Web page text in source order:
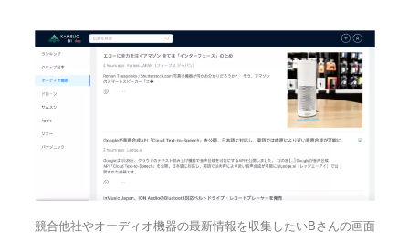
競合他社やオーディオ機器の最新情報を収集したいBさんの画面